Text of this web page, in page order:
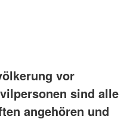
vor
sind alle
angehören und